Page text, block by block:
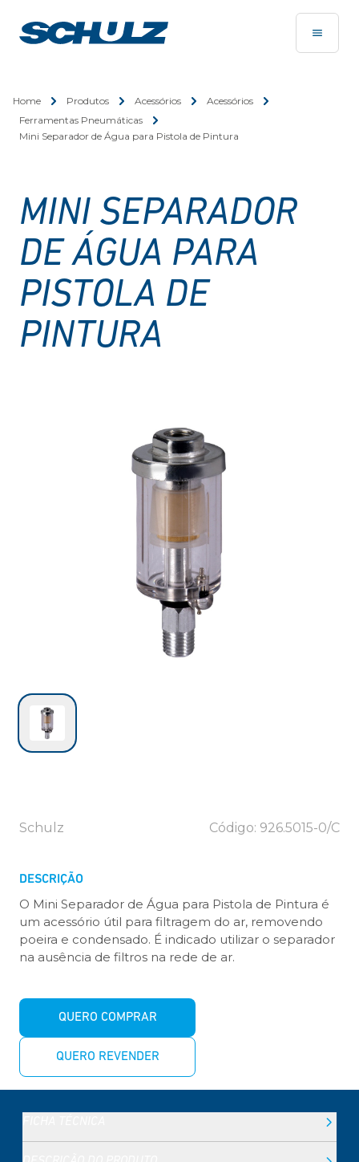
Home Produtos Acessórios
Acessórios
Ferramentas Pneumáticas
Mini Separador de Água para Pistola de Pintura
MINI SEPARADOR
DE ÁGUA PARA
PISTOLA DE
PINTURA
Schulz Código: 926.5015-0/C
DESCRIÇÃO
O Mini Separador de Água para Pistola de Pintura é
um acessório útil para filtragem do ar, removendo
poeira e condensado. É indicado utilizar o separador
na ausência de filtros na rede de ar.
QUERO COMPRAR
QUERO REVENDER